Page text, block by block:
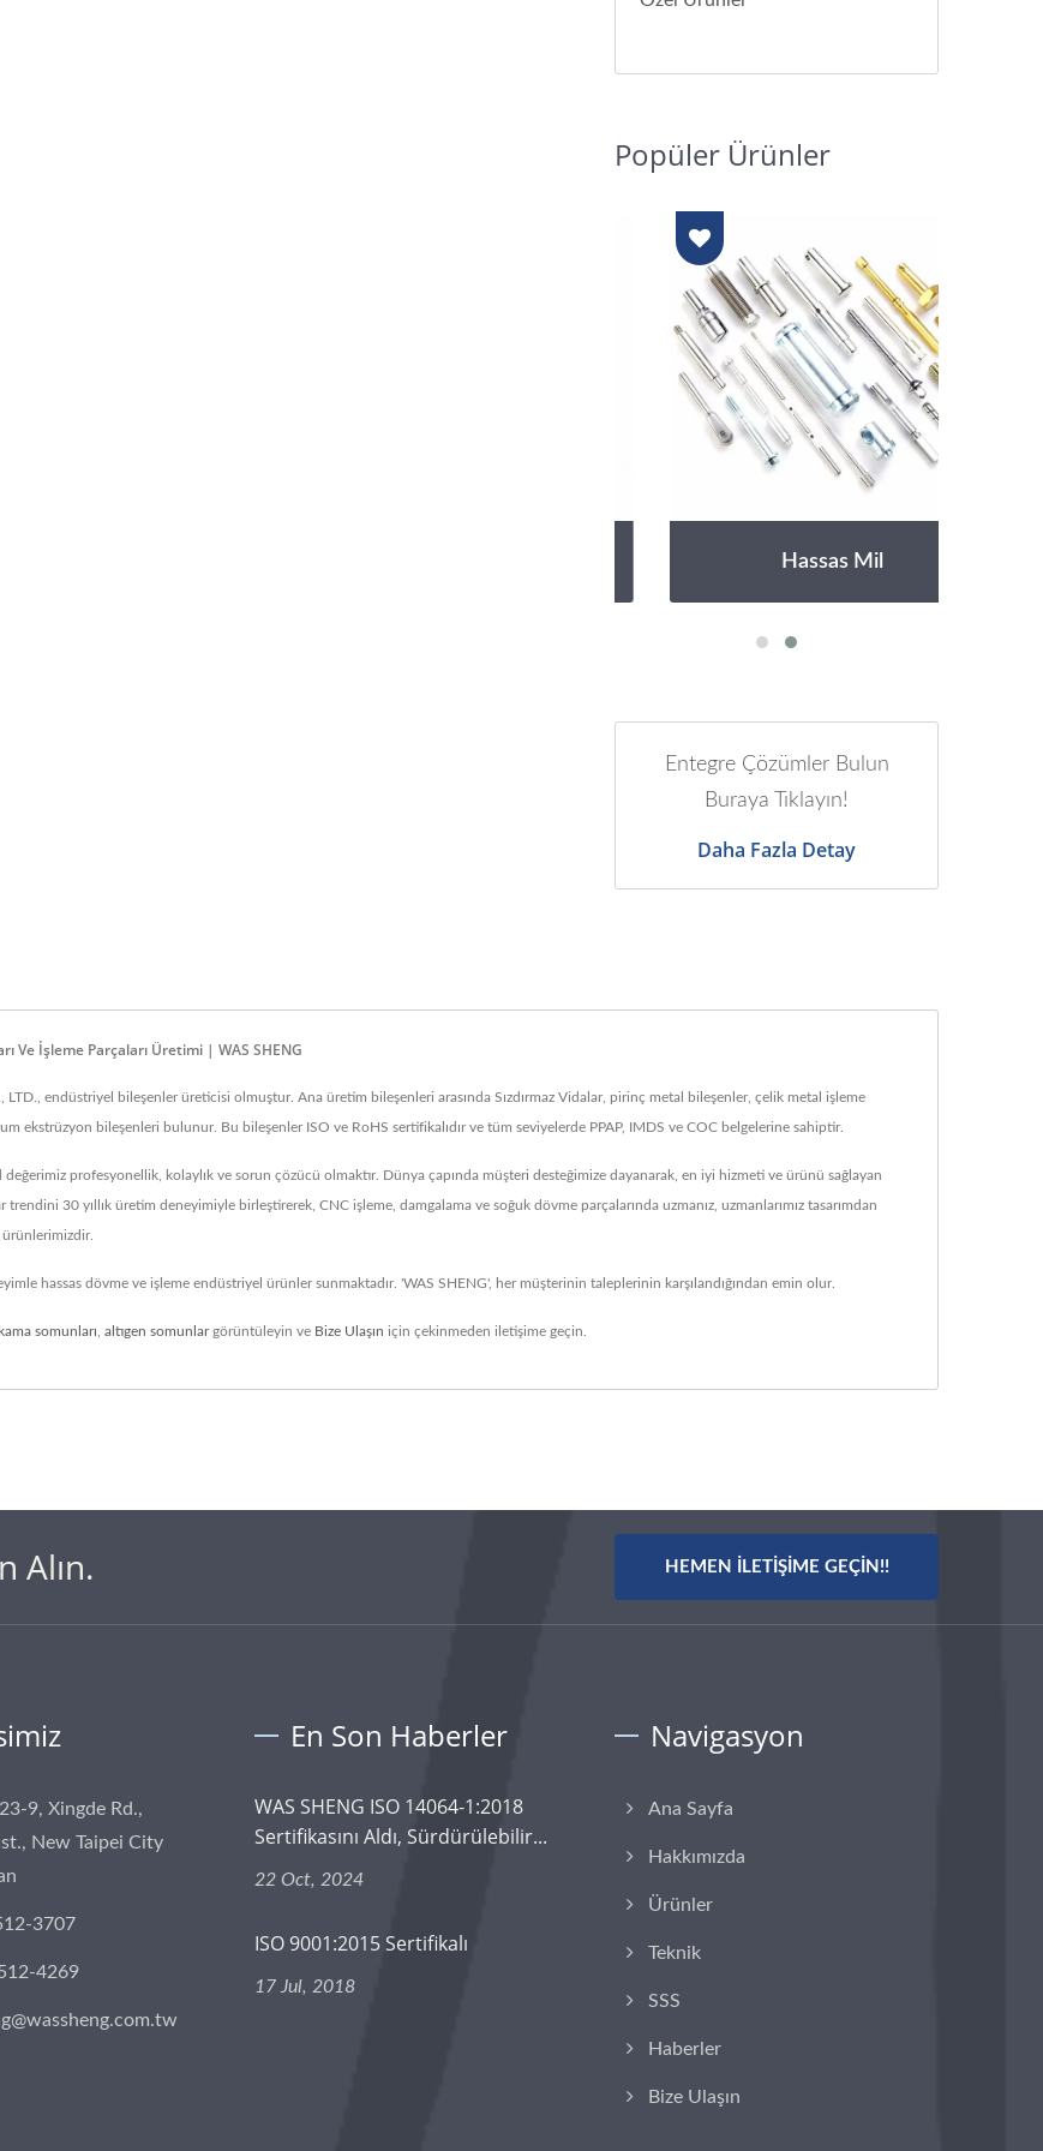
Popüler Ürünler
Hassas Mil
Entegre Çözümler Bulun
Buraya Tıklayın!
Daha Fazla Detay
Ve İşleme Parçaları Üretimi | WAS SHENG
LTD., endüstriyel bileşenler üreticisi olmuştur. Ana üretim bileşenleri arasında Sızdırmaz Vidalar, pirinç metal bileşenler, çelik metal işleme
ekstrüzyon bileşenleri bulunur. Bu bileşenler ISO ve RoHS sertifikalıdır ve tüm seviyelerde PPAP, IMDS ve COC belgelerine sahiptir.
profesyonellik, kolaylık ve sorun çözücü olmaktır. Dünya çapında müşteri desteğimize dayanarak, en iyi hizmeti ve ürünü sağlayan
30 yıllık üretim deneyimiyle birleştirerek, CNC işleme, damgalama ve soğuk dövme parçalarında uzmanız, uzmanlarımız tasarımdan
hassas dövme ve işleme endüstriyel ürünler sunmaktadır. 'WAS SHENG', her müşterinin taleplerinin karşılandığından emin olur.
somunları altıgen somunlargörüntüleyin ve Bize Ulaşın için çekinmeden iletişime geçin.
Alın. HEMEN İLETIŞIME GEÇIN!!
9, Xingde Rd.,
New Taipei City
3707
4269
En Son Haberler
WAS SHENG ISO 14064-1:2018
Sertifikasını Aldı, Sürdürülebilir...
22 Oct, 2024
ISO 9001:2015 Sertifikalı
17 Jul, 2018
Navigasyon
Ana Sayfa
Hakkımızda
Ürünler
Teknik
SSS
Haberler
Bize Ulaşın